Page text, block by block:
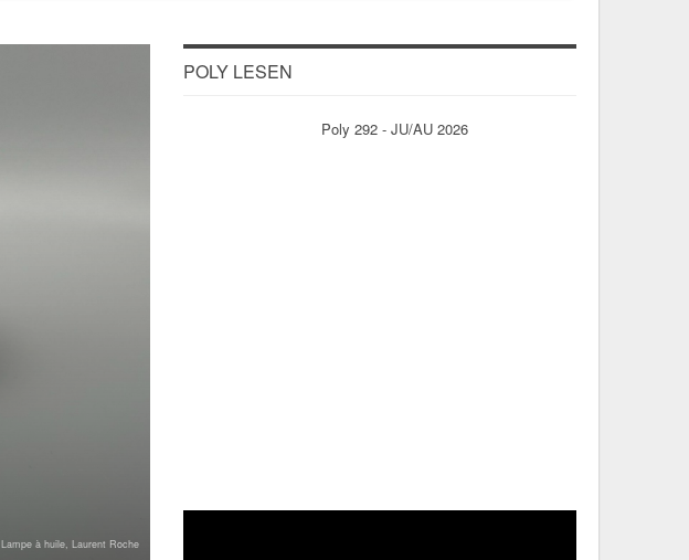
Lampe à huile, Laurent Roche
POLY LESEN
Poly 292 - JU/AU 2026